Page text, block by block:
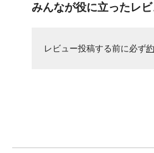
みんなが役に立ったレ
レビュー投稿する前に必ず